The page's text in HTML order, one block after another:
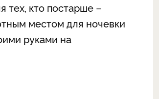
тех, кто постарше –
местом для ночевки
руками на